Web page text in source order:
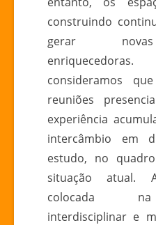
construindo
gerar novas
consideramos
reuniões
experiência
intercâmbio em
estudo, no
situação atual.
colocada na
interdisciplinar e